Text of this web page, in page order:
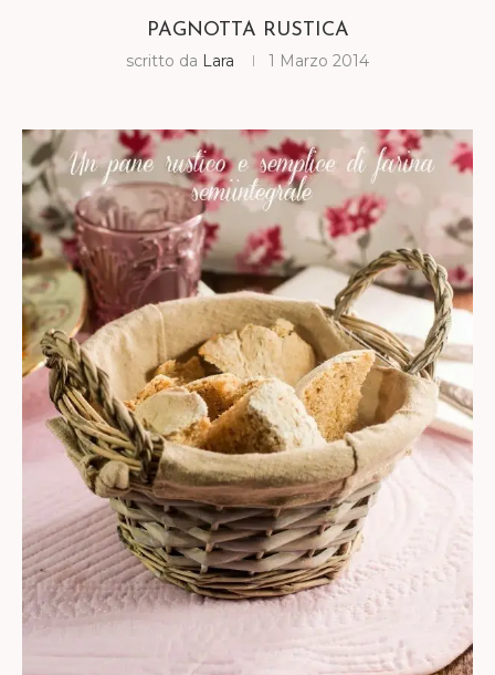
PAGNOTTA RUSTICA
scritto da Lara 1 Marzo 2014